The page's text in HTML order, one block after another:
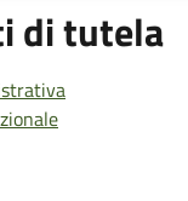
di tutela